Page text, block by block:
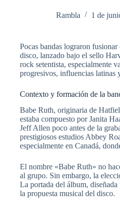
Rambla 1 de
Pocas bandas lograron
disco, lanzado bajo el sello
rock setentista, especialmente
progresivos, influencias latinas
Contexto y formación de la
Babe Ruth, originaria de
estaba compuesto por Janita
Jeff Allen poco antes de la
prestigiosos estudios Abbey
especialmente en Canadá,
El nombre «Babe Ruth» no
al grupo. Sin embargo, la
La portada del álbum,
la propuesta musical del disco.